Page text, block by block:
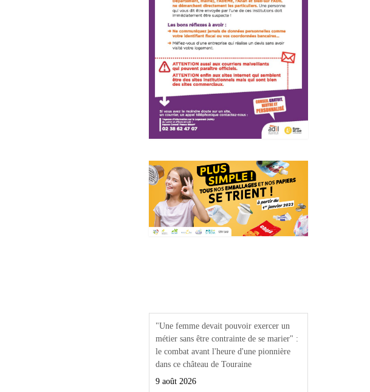
"Une femme devait pouvoir exercer un
métier sans être contrainte de se marier" :
le combat avant l'heure d'une pionnière
dans ce château de Touraine
9 août 2026